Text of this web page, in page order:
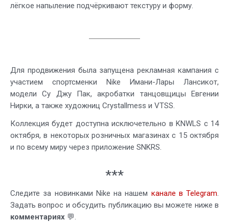
лёгкое напыление подчёркивают текстуру и форму.
Для продвижения была запущена рекламная кампания с
участием спортсменки Nike Имани-Лары Лансикот,
модели Су Джу Пак, акробатки танцовщицы Евгении
Нирки, а также художниц Crystallmess и VTSS.
Коллекция будет доступна исключетельно в KNWLS с 14
октября, в некоторых розничных магазинах с 15 октября
и по всему миру через приложение SNKRS.
***
Следите за новинками Nike на нашем канале в Telegram.
Задать вопрос и обсудить публикацию вы можете ниже в
комментариях 💬.